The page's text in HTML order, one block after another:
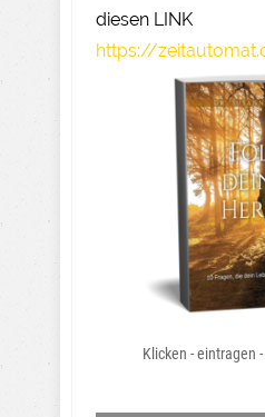
diesen LINK
https://
Klicken - eintragen